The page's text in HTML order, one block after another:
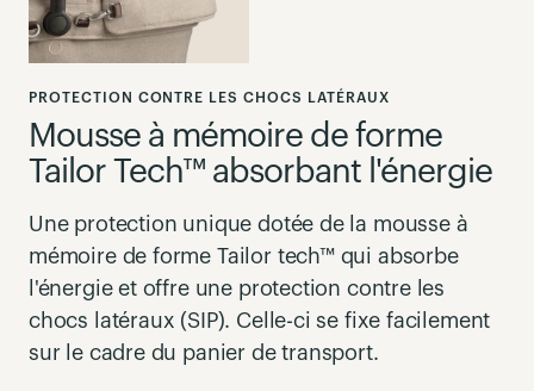
PROTECTION CONTRE LES CHOCS LATÉRAUX
Mousse à mémoire de forme
Tailor Tech™ absorbant l'énergie
Une protection unique dotée de la mousse à
mémoire de forme Tailor tech™ qui absorbe
l'énergie et offre une protection contre les
chocs latéraux (SIP). Celle-ci se fixe facilement
sur le cadre du panier de transport.